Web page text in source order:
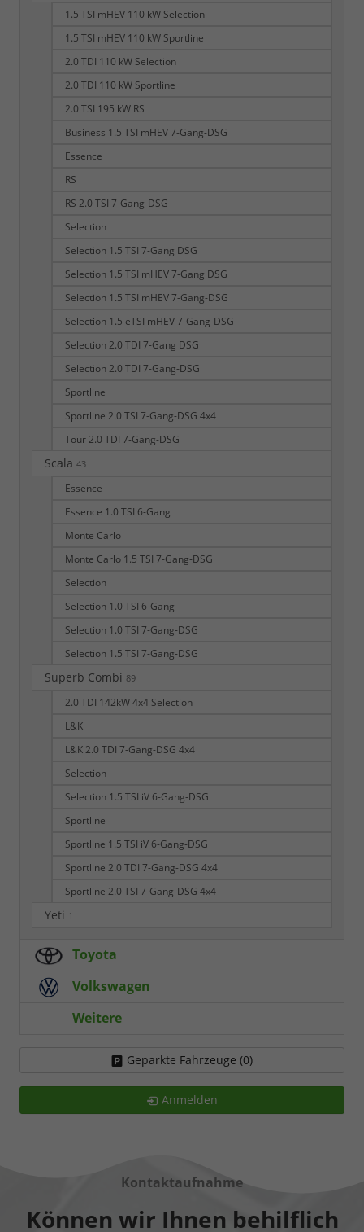
1.5 TSI mHEV 110 kW Selection
1.5 TSI mHEV 110 kW Sportline
2.0 TDI 110 kW Selection
2.0 TDI 110 kW Sportline
2.0 TSI 195 kW RS
Business 1.5 TSI mHEV 7-Gang-DSG
Essence
RS
RS 2.0 TSI 7-Gang-DSG
Selection
Selection 1.5 TSI 7-Gang DSG
Selection 1.5 TSI mHEV 7-Gang DSG
Selection 1.5 TSI mHEV 7-Gang-DSG
Selection 1.5 eTSI mHEV 7-Gang-DSG
Selection 2.0 TDI 7-Gang DSG
Selection 2.0 TDI 7-Gang-DSG
Sportline
Sportline 2.0 TSI 7-Gang-DSG 4x4
Tour 2.0 TDI 7-Gang-DSG
Scala 43
Essence
Essence 1.0 TSI 6-Gang
Monte Carlo
Monte Carlo 1.5 TSI 7-Gang-DSG
Selection
Selection 1.0 TSI 6-Gang
Selection 1.0 TSI 7-Gang-DSG
Selection 1.5 TSI 7-Gang-DSG
Superb Combi 89
2.0 TDI 142kW 4x4 Selection
L&K
L&K 2.0 TDI 7-Gang-DSG 4x4
Selection
Selection 1.5 TSI iV 6-Gang-DSG
Sportline
Sportline 1.5 TSI iV 6-Gang-DSG
Sportline 2.0 TDI 7-Gang-DSG 4x4
Sportline 2.0 TSI 7-Gang-DSG 4x4
Yeti 1
Toyota
Volkswagen
Weitere
Geparkte Fahrzeuge (0)
Anmelden
Kontaktaufnahme
Können wir Ihnen behilflich